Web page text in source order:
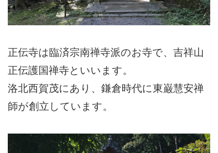
正伝寺は臨済宗南禅寺派のお寺で、吉祥山
正伝護国禅寺といいます。
洛北西賀茂にあり、鎌倉時代に東巌慧安禅
師が創立しています。